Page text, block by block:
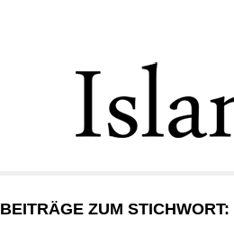
GESELLSCHAFT
STARTSEITE
BEITRÄGE ZUM